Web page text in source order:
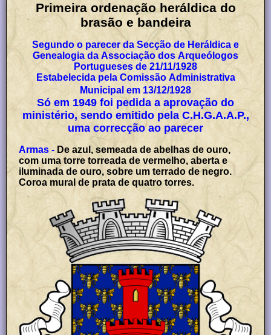
Primeira ordenação heráldica do
brasão e bandeira
Segundo o parecer da Secção de Heráldica e
Genealogia da Associação dos Arqueólogos
Portugueses de 21/11/1928
Estabelecida pela Comissão Administrativa
Municipal em 13/12/1928
Só em 1949 foi pedida a aprovação do
ministério, sendo emitido pela C.H.G.A.A.P.,
uma correcção ao parecer
Armas - De azul, semeada de abelhas de ouro,
com uma torre torreada de vermelho, aberta e
iluminada de ouro, sobre um terrado de negro.
Coroa mural de prata de quatro torres.